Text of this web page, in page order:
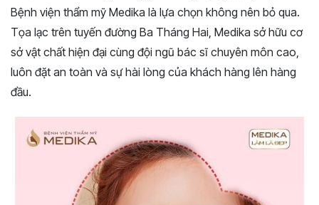
Bệnh viện thẩm mỹ Medika là lựa chọn không nên bỏ qua.
Tọa lạc trên tuyến đường Ba Tháng Hai, Medika sở hữu cơ
sở vật chất hiện đại cùng đội ngũ bác sĩ chuyên môn cao,
luôn đặt an toàn và sự hài lòng của khách hàng lên hàng
đầu.